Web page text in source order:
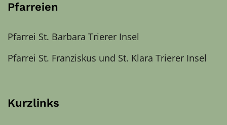
Pfarreien
Pfarrei St. Barbara Trierer Insel
Pfarrei St. Franziskus und St. Klara Trierer Insel
Kurzlinks